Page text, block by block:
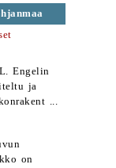
Engelin
ja
...
on